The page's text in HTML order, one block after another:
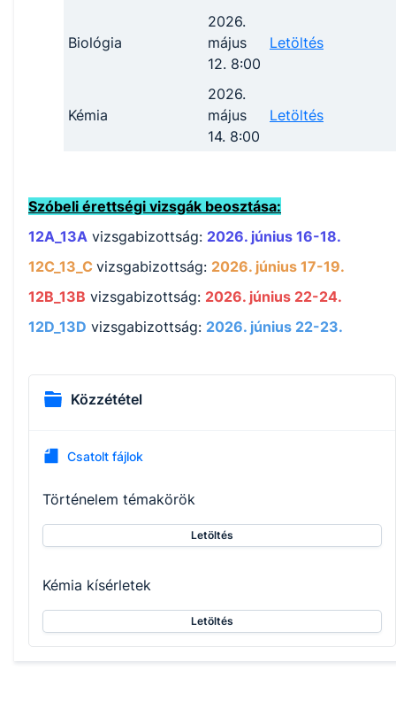
Biológia
2026.
május
12. 8:00
Letöltés
Kémia
2026.
május
14. 8:00
Letöltés
Szóbeli érettségi vizsgák beosztása:
12A_13A vizsgabizottság: 2026. június 16-18.
12C_13_C vizsgabizottság: 2026. június 17-19.
12B_13B vizsgabizottság: 2026. június 22-24.
12D_13D vizsgabizottság: 2026. június 22-23.
Közzététel
Csatolt fájlok
Történelem témakörök
Letöltés
Kémia kísérletek
Letöltés